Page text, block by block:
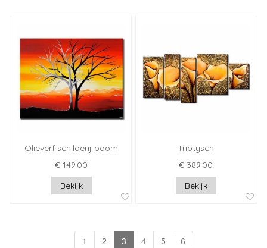
Olieverf schilderij boom
€ 149.00
Bekijk
Triptysch
€ 389.00
Bekijk
1 2 3 4 5 6